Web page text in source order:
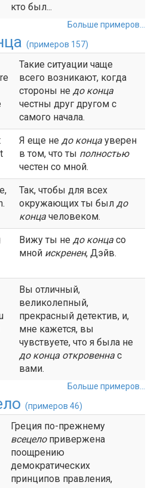
кто был...
Больше примеров...
(примеров 157)
Такие ситуации чаще
всего возникают, когда
стороны не до конца
честны друг другом с
самого начала.
Я еще не до конца уверен
в том, что ты полностью
честен со мной.
Так, чтобы для всех
окружающих ты был до
конца человеком.
Вижу ты не доконца со
мной искренен, Дэйв.
Вы отличный,
великолепный,
прекрасный детектив, и,
мне кажется, вы
чувствуете, что я была не
доконца откровенна с
вами.
Больше примеров...
(примеров 46)
Греция по-прежнему
всецелопривержена
поощрению
демократических
принципов правления,